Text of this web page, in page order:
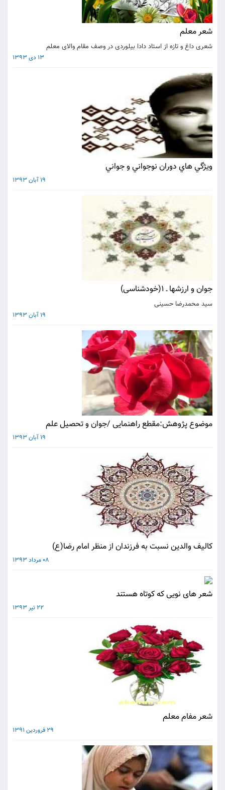
شعر معلم
شعری داغ و تازه از استاد دادا بیلوردی در وصف مقام والای معلم
13 دی 1393
ويژگي هاي دوران نوجواني و جواني
19 آبان 1393
جوان و ارزشها ـ 1(خودشناسی)
سید محمدرضا حسینی
19 آبان 1393
موضوع پژوهش:مقطع راهنمایی /جوان و تحصیل علم
19 آبان 1393
کالیف والدین نسبت به فرزندان از منظر امام رضا(ع)
08 مرداد 1393
شعر های نویی که کوتاه هستند
22 تیر 1393
شعر مفام معلم
29 فروردین 1391